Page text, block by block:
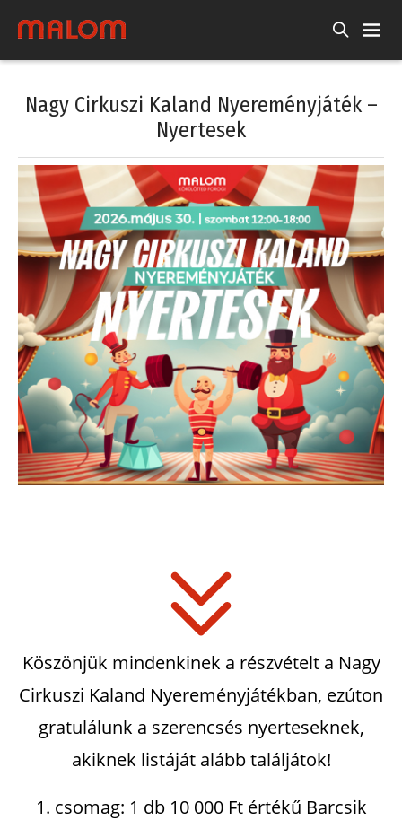
Nagy Cirkuszi Kaland Nyereményjáték –
Nyertesek
Köszönjük mindenkinek a részvételt a Nagy
Cirkuszi Kaland Nyereményjátékban, ezúton
gratulálunk a szerencsés nyerteseknek,
akiknek listáját alább találjátok!
1. csomag: 1 db 10 000 Ft értékű Barcsik